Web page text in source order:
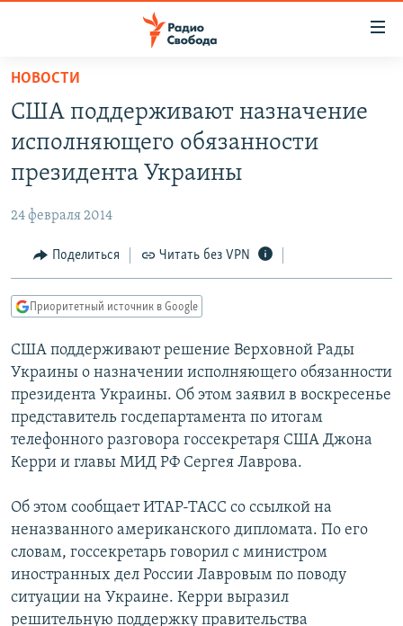
упрощенного
доступа
основному
Вернутся
Вернутся
поиску
ПОДКАСТЫ
АВТОРСКИЕ ПРОЕКТЫ
МНЕНИЯ
КУЛЬТУРА
КАВКАЗ.РЕАЛИИ
СЕВЕР.РЕАЛИИ
СИБИРЬ.РЕАЛИИ
РАСПИСАНИЕ ВЕЩАНИЯ
ПОДПИШИТЕСЬ НА РАССЫЛКУ
СОЦИАЛЬНЫЕ СЕТИ
НОВОСТИ
США поддерживают назначение
исполняющего обязанности
президента Украины
24 февраля 2014
Поделиться Читать без VPN
Приоритетный источник в Google
США поддерживают решение Верховной Рады
Украины о назначении исполняющего обязанности
президента Украины. Об этом заявил в воскресенье
представитель госдепартамента по итогам
телефонного разговора госсекретаря США Джона
Керри и главы МИД РФ Сергея Лаврова.
Об этом сообщает ИТАР-ТАСС со ссылкой на
неназванного американского дипломата. По его
словам, госсекретарь говорил с министром
иностранных дел России Лавровым по поводу
ситуации на Украине. Керри выразил
решительную поддержку правительства